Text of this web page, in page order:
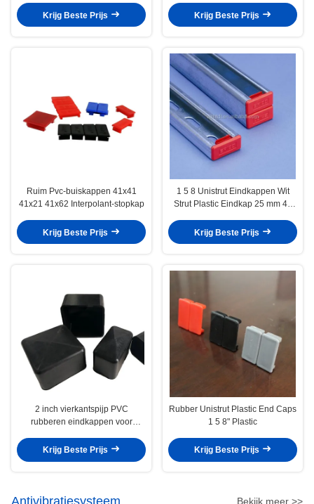
Krijg Beste Prijs
Krijg Beste Prijs
Ruim Pvc-buiskappen 41x41
41x21 41x62 Interpolant-stopkap
Krijg Beste Prijs
1 5 8 Unistrut Eindkappen Wit
Strut Plastic Eindkap 25 mm 48
Krijg Beste Prijs
2 inch vierkantspijp PVC
rubberen eindkappen voor
strutkanaal
Krijg Beste Prijs
Rubber Unistrut Plastic End Caps
1 5 8" Plastic
Krijg Beste Prijs
Antivibratiesysteem Bekijk meer >>